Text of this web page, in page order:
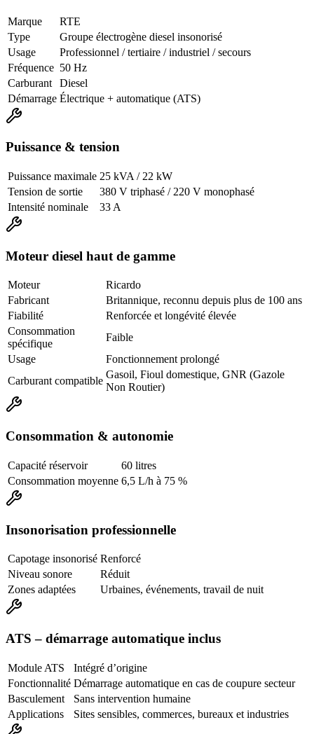
Marque
RTE
Type
Groupe électrogène diesel insonorisé
Usage
Professionnel / tertiaire / industriel / secours
Fréquence 50 Hz
Carburant
Diesel
Démarrage Électrique + automatique (ATS)
Puissance & tension
Puissance maximale 25 kVA / 22 kW
Tension de sortie
380 V triphasé / 220 V monophasé
Intensité nominale
33 A
Moteur diesel haut de gamme
Moteur
Ricardo
Fabricant
Britannique, reconnu depuis plus de 100 ans
Fiabilité
Renforcée et longévité élevée
Consommation
spécifique
Faible
Usage
Fonctionnement prolongé
Carburant compatible
Gasoil, Fioul domestique, GNR (Gazole
Non Routier)
Consommation & autonomie
Capacité réservoir
60 litres
Consommation moyenne 6,5 L/h à 75 %
Insonorisation professionnelle
Capotage insonorisé Renforcé
Niveau sonore
Réduit
Zones adaptées
Urbaines, événements, travail de nuit
ATS – démarrage automatique inclus
Module ATS
Intégré d’origine
Fonctionnalité Démarrage automatique en cas de coupure secteur
Basculement
Sans intervention humaine
Applications
Sites sensibles, commerces, bureaux et industries